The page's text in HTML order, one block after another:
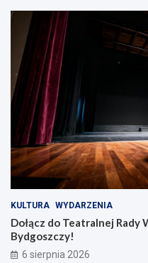
KULTURA WYDARZENIA
Dołącz do Teatralnej
Bydgoszczy!
6 sierpnia 2026